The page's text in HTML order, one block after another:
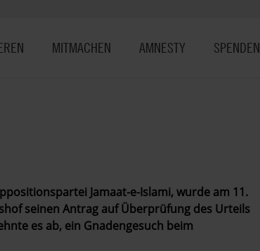
MITMACHEN AMNESTY SPENDEN
Jamaat-e-Islami, wurde am 11.
seinen Antrag auf Überprüfung des Urteils
es ab, ein Gnadengesuch beim